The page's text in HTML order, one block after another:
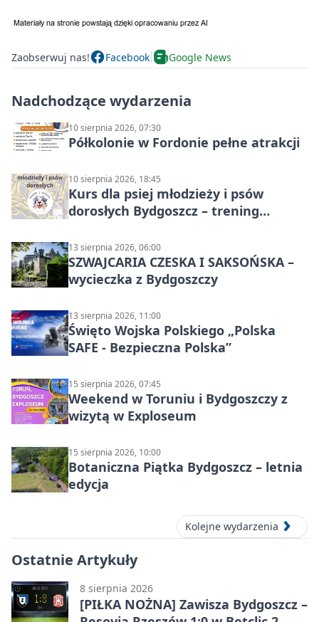
Zaobserwuj nas! Facebook Google News
Nadchodzące wydarzenia
10 sierpnia 2026, 07:30
Półkolonie w Fordonie pełne atrakcji
10 sierpnia 2026, 18:45
Kurs dla psiej młodzieży i psów
dorosłych Bydgoszcz – trening
13 sierpnia 2026, 06:00
SZWAJCARIA CZESKA I SAKSOŃSKA –
wycieczka z Bydgoszczy
13 sierpnia 2026, 11:00
Święto Wojska Polskiego „Polska
SAFE - Bezpieczna Polska”
15 sierpnia 2026, 07:45
Weekend w Toruniu i Bydgoszczy z
wizytą w Exploseum
15 sierpnia 2026, 10:00
Botaniczna Piątka Bydgoszcz – letnia
edycja
Kolejne wydarzenia
Ostatnie Artykuły
8 sierpnia 2026
[PIŁKA NOŻNA] Zawisza Bydgoszcz –